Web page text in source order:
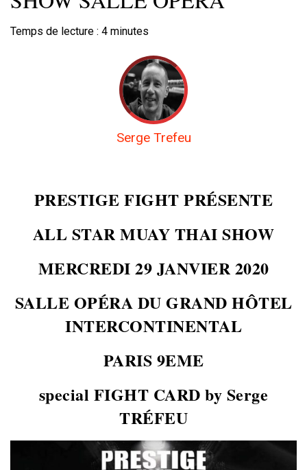
Temps de lecture : 4 minutes
Serge Trefeu
PRESTIGE FIGHTPRÉSENTE
ALL STAR MUAY THAI SHOW
MERCREDI 29 JANVIER 2020
SALLE OPÉRA DU GRAND HÔTEL
INTERCONTINENTAL
PARIS 9EME
special FIGHT CARD by Serge
TRÉFEU